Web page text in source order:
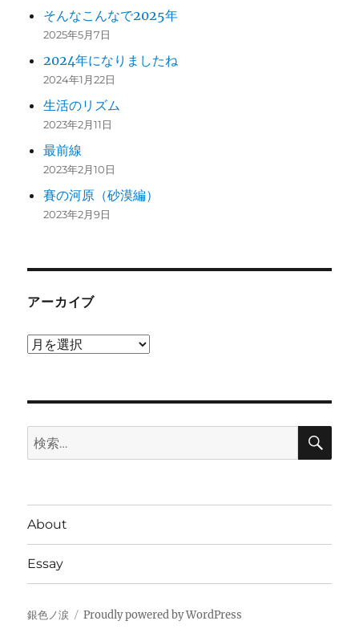
そんなこんなで2025年
2025年5月7日
2024年になりましたね
2024年1月22日
生活のリズム
2023年2月11日
最前線
2023年2月10日
賽の河原（砂漠編）
2023年2月9日
アーカイブ
ア
検
索:
検
About
Essay
銀色ノ涙 Proudly powered by WordPress